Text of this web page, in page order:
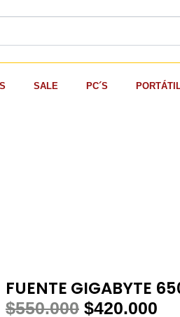
SALE PC´S
FUENTE GIGABYTE
$550.000 $420.000